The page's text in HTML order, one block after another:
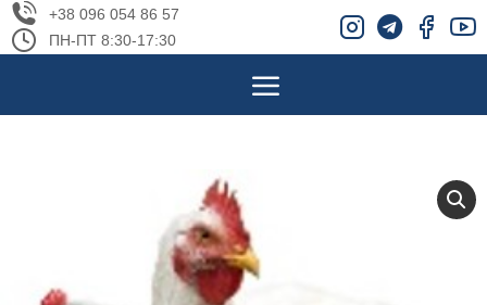
+38 096 054 86 57
ПН-ПТ 8:30-17:30